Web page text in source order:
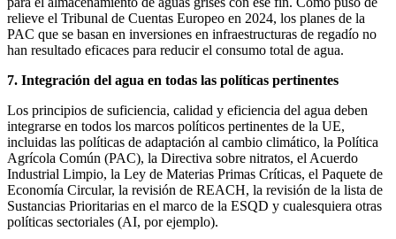
relieve el Tribunal de Cuentas Europeo en 2024, los planes de la
PAC que se basan en inversiones en infraestructuras de regadío no
han resultado eficaces para reducir el consumo total de agua.
7. Integración del agua en todas las políticas pertinentes
Los principios de suficiencia, calidad y eficiencia del agua deben
integrarse en todos los marcos políticos pertinentes de la UE,
incluidas las políticas de adaptación al cambio climático, la Política
Agrícola Común (PAC), la Directiva sobre nitratos, el Acuerdo
Industrial Limpio, la Ley de Materias Primas Críticas, el Paquete de
Economía Circular, la revisión de REACH, la revisión de la lista de
Sustancias Prioritarias en el marco de la ESQD y cualesquiera otras
políticas sectoriales (AI, por ejemplo).